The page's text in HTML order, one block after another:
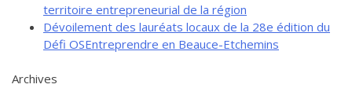
territoire entrepreneurial de la région
Dévoilement des lauréats locaux de la 28e édition du
Défi OSEntreprendre en Beauce-Etchemins
Archives